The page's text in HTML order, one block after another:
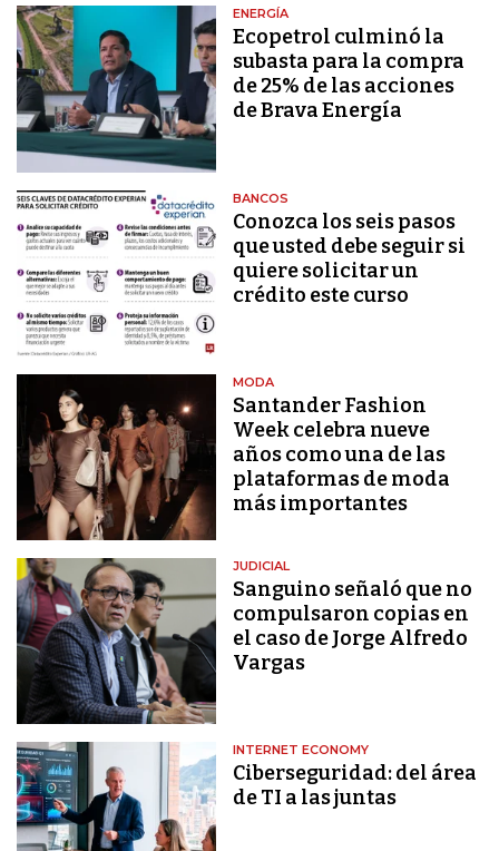
ENERGÍA
Ecopetrol culminó la
subasta para la compra
de 25% de las acciones
de Brava Energía
BANCOS
Conozca los seis pasos
que usted debe seguir si
quiere solicitar un
crédito este curso
MODA
Santander Fashion
Week celebra nueve
años como una de las
plataformas de moda
más importantes
JUDICIAL
Sanguino señaló que no
compulsaron copias en
el caso de Jorge Alfredo
Vargas
INTERNET ECONOMY
Ciberseguridad: del área
de TI a las juntas